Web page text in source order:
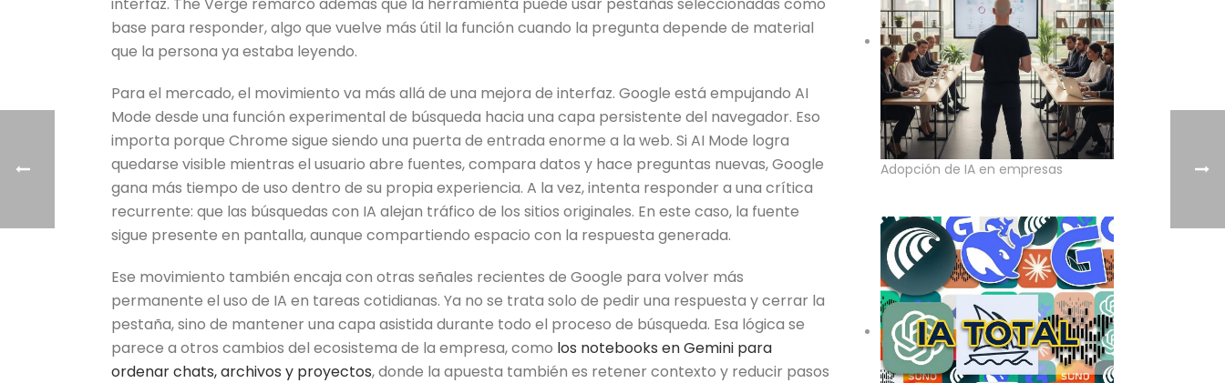
base para responder, algo que vuelve más útil la función cuando la pregunta depende de material
que la persona ya estaba leyendo.
Para el mercado, el movimiento va más allá de una mejora de interfaz. Google está empujando AI
Mode desde una función experimental de búsqueda hacia una capa persistente del navegador. Eso
importa porque Chrome sigue siendo una puerta de entrada enorme a la web. Si AI Mode logra
quedarse visible mientras el usuario abre fuentes, compara datos y hace preguntas nuevas, Google
gana más tiempo de uso dentro de su propia experiencia. A la vez, intenta responder a una crítica
recurrente: que las búsquedas con IA alejan tráfico de los sitios originales. En este caso, la fuente
sigue presente en pantalla, aunque compartiendo espacio con la respuesta generada.
Ese movimiento también encaja con otras señales recientes de Google para volver más
permanente el uso de IA en tareas cotidianas. Ya no se trata solo de pedir una respuesta y cerrar la
pestaña, sino de mantener una capa asistida durante todo el proceso de búsqueda. Esa lógica se
parece a otros cambios del ecosistema de la empresa, como los notebooks en Gemini para
ordenar chats, archivos y proyectos, donde la apuesta también es retener contexto y reducir pasos
Adopción de IA en empresas